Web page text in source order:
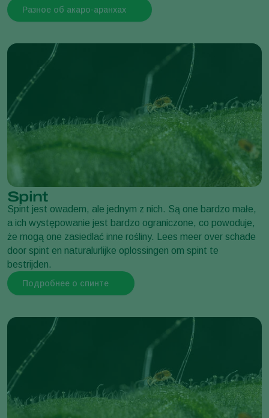
Гусеница плодожорки сливовой
Кукурузный сверлильщик
Sesamia nonagrioides
Жук спаржевый
Crioceris asparagi
Тля крушинная
Тля бобовая
Aphis fabae
Разное об акаро-аранхах
Spint
Spint jest owadem, ale jednym z nich. Są one bardzo małe,
a ich występowanie jest bardzo ograniczone, co powoduje,
że mogą one zasiedlać inne rośliny. Lees meer over schade
door spint en naturalurlijke oplossingen om spint te
bestrijden.
Подробнее о спинте